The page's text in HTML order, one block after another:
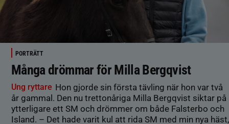
PORTRÄTT
Många drömmar för Milla Bergqvist
Ung ryttare Hon gjorde sin första tävling när hon var två
år gammal. Den nu trettonåriga Milla Bergqvist siktar på
ytterligare ett SM och drömmer om både Falsterbo och
Island. – Det hade varit kul att rida SM med min nya häst,